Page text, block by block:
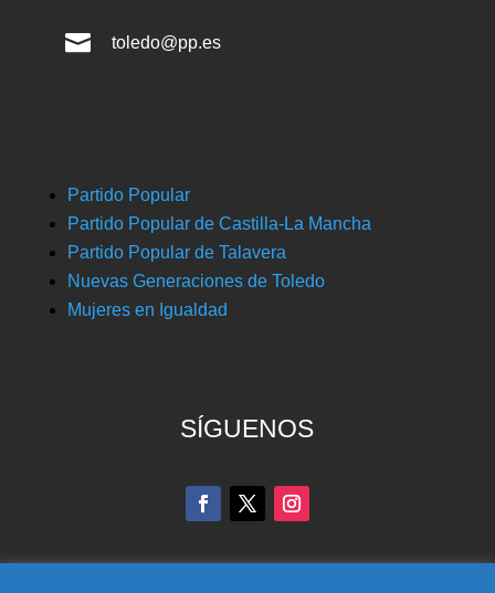
 toledo@pp.es
Partido Popular
Partido Popular de Castilla-La Mancha
Partido Popular de Talavera
Nuevas Generaciones de Toledo
Mujeres en Igualdad
SÍGUENOS